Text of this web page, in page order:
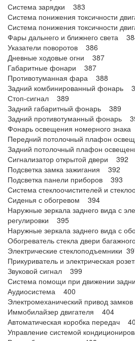
Система зарядки 383
Система понижения токсичности
Система понижения токсичности
Фары дальнего и ближнего света
Указатели поворотов 386
Дневные ходовые огни 387
Габаритные фонари 387
Противотуманная фара 388
Задний комбинированный фонарь
Стоп-сигнал 389
Задний габаритный фонарь 389
Задний противотуманный фонарь
Фонарь освещения номерного
Передний потолочный плафон
Задний потолочный плафон
Сигнализатор открытой двери 392
Подсветка замка зажигания 392
Подсветка панели приборов 393
Система стеклоочистителей и
Сиденья с обогревом 394
Наружные зеркала заднего вида с
регулировки 395
Наружные зеркала заднего вида с
Обогреватель стекла двери
Электрические стеклоподъемники
Прикуриватель и электрическая
Звуковой сигнал 399
Система помощи при движении
Аудиосистема 400
Электромеханический привод
Иммобилайзер двигателя 404
Автоматическая коробка передач
Управление системой